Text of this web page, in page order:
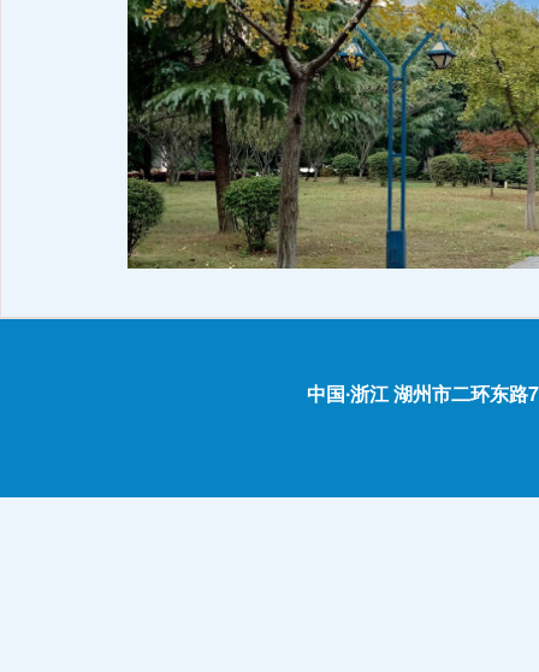
中国∙浙江 湖州市二环东